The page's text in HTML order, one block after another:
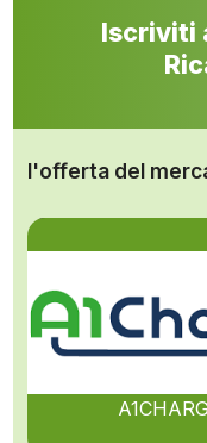
Iscriviti
l'offerta del